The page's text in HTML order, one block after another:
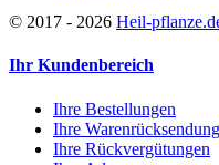
© 2017 - 2026 Heil-
Ihr Kundenbereich
Ihre Bestellungen
Ihre
Ihre Rückvergütungen